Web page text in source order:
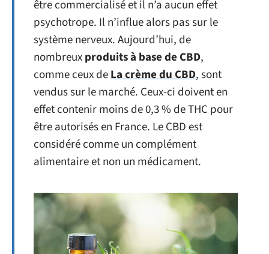
être commercialisé et il n’a aucun effet
psychotrope. Il n’influe alors pas sur le
système nerveux. Aujourd’hui, de
nombreuxproduits à base de CBD,
comme ceux deLa crème du CBD, sont
vendus sur le marché. Ceux-ci doivent en
effet contenir moins de 0,3 % de THC pour
être autorisés en France. Le CBD est
considéré comme un complément
alimentaire et non un médicament.